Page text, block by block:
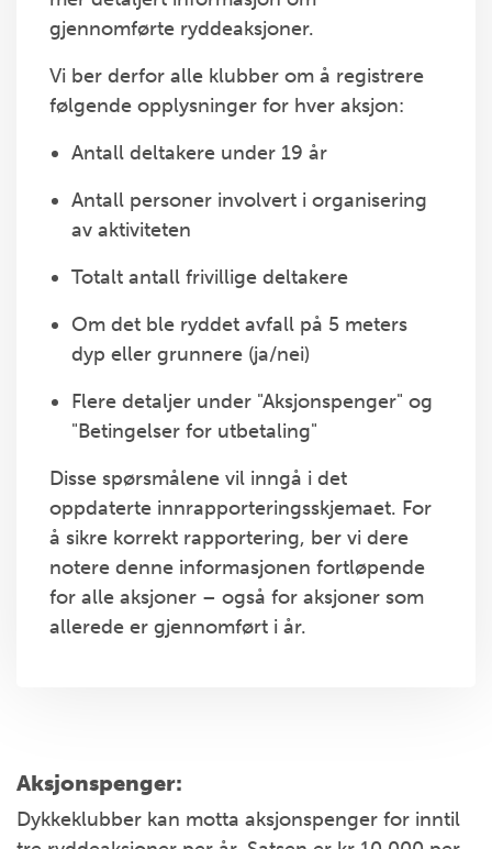
gjennomførte ryddeaksjoner.
Vi ber derfor alle klubber om å registrere
følgende opplysninger for hver aksjon:
Antall deltakere under 19 år
Antall personer involvert i organisering
av aktiviteten
Totalt antall frivillige deltakere
Om det ble ryddet avfall på 5 meters
dyp eller grunnere (ja/nei)
Flere detaljer under "Aksjonspenger" og
"Betingelser for utbetaling"
Disse spørsmålene vil inngå i det
oppdaterte innrapporteringsskjemaet. For
å sikre korrekt rapportering, ber vi dere
notere denne informasjonen fortløpende
for alle aksjoner – også for aksjoner som
allerede er gjennomført i år.
Aksjonspenger:
Dykkeklubber kan motta aksjonspenger for inntil